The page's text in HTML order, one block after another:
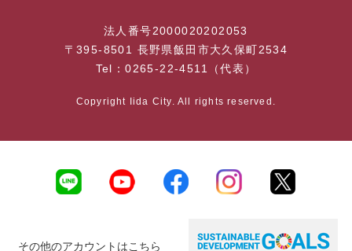
法人番号2000020202053
〒395-8501 長野県飯田市大久保町2534
Tel：0265-22-4511（代表）
Copyright Iida City. All rights reserved.
その他のアカウントはこちら